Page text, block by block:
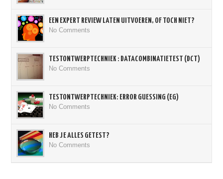
EEN EXPERT REVIEW LATEN UITVOEREN, OF TOCH NIET?
No Comments
TESTONTWERPTECHNIEK : DATACOMBINATIETEST (DCT)
No Comments
TESTONTWERPTECHNIEK: ERROR GUESSING (EG)
No Comments
HEB JE ALLES GETEST?
No Comments